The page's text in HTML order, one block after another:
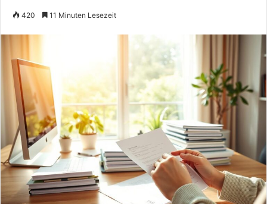
420 11 Minuten Lesezeit